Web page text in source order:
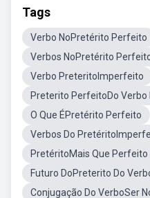
Tags
Verbo NoPretérito Perfeito
Verbos NoPretérito
Verbo PreteritoImperfeito
Preterito PerfeitoDo Verbo
O Que ÉPretérito Perfeito
Verbos Do
PretéritoMais Que Perfeito
Futuro DoPreterito Do
Conjugação Do VerboSer